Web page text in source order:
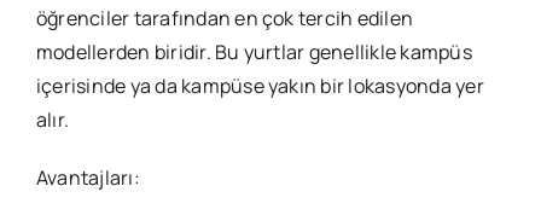
öğrenciler tarafından en çok tercih edilen
modellerden biridir. Bu yurtlar genellikle kampüs
içerisinde ya da kampüse yakın bir lokasyonda yer
alır.
Avantajları: